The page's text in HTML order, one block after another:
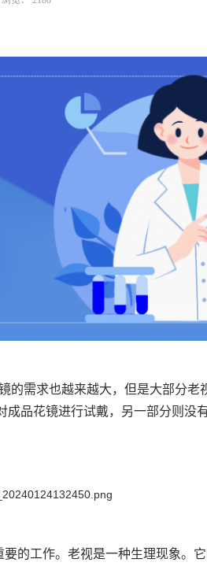
的需求也越来越大，但是大部分老
品花镜进行试戴，另一部分则没
的工作。老视是一种生理现象。